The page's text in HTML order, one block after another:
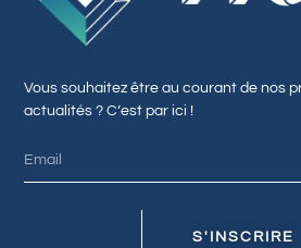
Vous souhaitez être au courant de nos
actualités ? C’est par ici !
S'INSCRIRE